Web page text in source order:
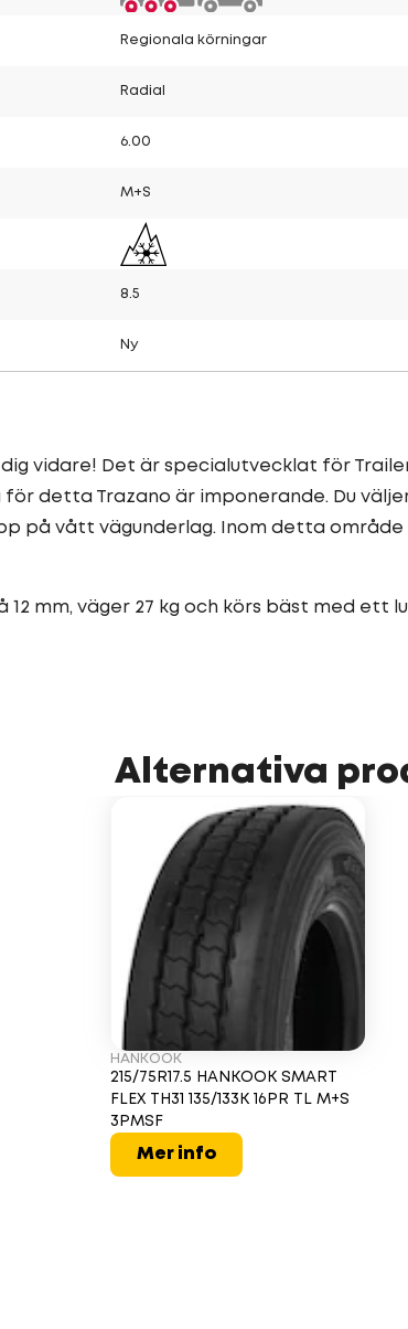
Regionala körningar
Radial
6.00
M+S
8.5
Ny
vidare! Det är specialutvecklat för
detta Trazano är imponerande. Du
på vått vägunderlag. Inom detta
mm, väger 27 kg och körs bäst med ett
Alternativa
HANKOOK
215/75R17.5 HANKOOK SMART
FLEX TH31 135/133K 16PR TL M+S
3PMSF
Mer info